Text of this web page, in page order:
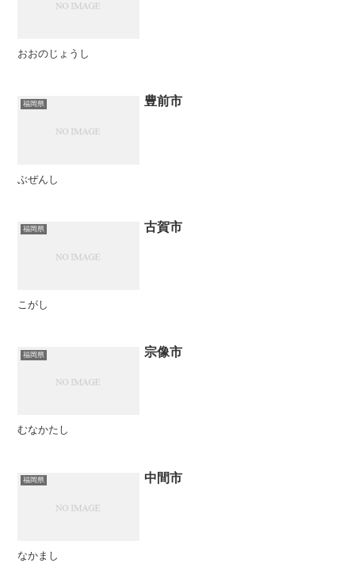
おおのじょうし
福岡県 豊前市
ぶぜんし
福岡県 古賀市
こがし
福岡県 宗像市
むなかたし
福岡県 中間市
なかまし